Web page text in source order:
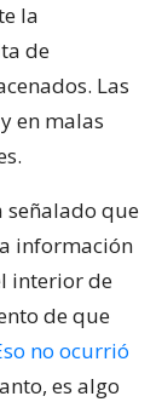
la
de
Las
en malas
señalado que
información
interior de
de que
no ocurrió
es algo